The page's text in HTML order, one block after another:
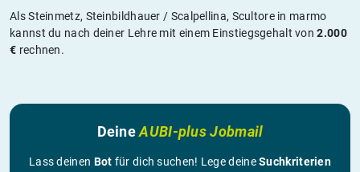
Als Steinmetz, Steinbildhauer / Scalpellina, Scultore in marmo
kannst du nach deiner Lehre mit einem Einstiegsgehalt von2.000
€ rechnen.
DeineAUBI-plus Jobmail
Lass deinen Bot für dich suchen! Lege deineSuchkriterien